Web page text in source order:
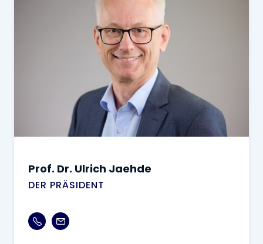
Prof. Dr. Ulrich Jaehde
DER PRÄSIDENT